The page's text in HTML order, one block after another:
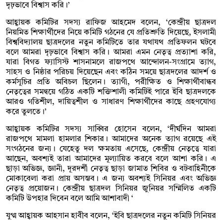
দৃঢ়ভাবে বিশ্বাস করি।’
আহ্বায়ক কমিটির সদস্য রাফিজ আহমেদ বলেন, ‘কেন্দ্রীয় ছাত্রদল
নিয়মিত শিক্ষার্থীদের নিয়ে কমিটি গঠনের যে প্রতিশ্রুতি দিয়েছে, ইসলামী
বিশ্ববিদ্যালয় ছাত্রদলের নতুন কমিটিতে তার যথাযথ প্রতিফলন ঘটবে
বলে আমরা দৃঢ়ভাবে বিশ্বাস করি। আমরা এমন নেতৃত্ব প্রত্যাশা করি,
যারা বিগত ফ্যাসিস্ট শাসনামলে রাজপথে আন্দোলন-সংগ্রামে ত্যাগ,
সাহস ও নিষ্ঠার পরিচয় দিয়েছেন এবং কঠিন সময়ে ছাত্রদলের আদর্শ ও
কর্মসূচির প্রতি অবিচল ছিলেন। ত্যাগী, পরীক্ষিত ও শিক্ষার্থীবান্ধব
নেতৃত্বের সমন্বয়ে গঠিত একটি শক্তিশালী কমিটিই পারে ইবি ছাত্রদলকে
আরও গতিশীল, দায়িত্বশীল ও সাধারণ শিক্ষার্থীদের কাছে গ্রহণযোগ্য
করে তুলতে।’
আহ্বায়ক কমিটির সদস্য সাব্বির হোসেন বলেন, ‘দীর্ঘদিন আমরা
রাজপথে মামলা হামলার শিকার। আমাদের অনেক ত্যাগ রয়েছে এই
সংগঠনের জন্য। যেহেতু দল ক্ষমতায় এসেছে, কেন্দ্রীয় নেতৃত্বে যারা
আছেন, অবশ্যই তারা আমাদের মূল্যায়িত করবে বলে আশা করি। এ
ছাড়া অভিজ্ঞ, জ্ঞানী, দূরদর্শী নেতৃত্ব ছাড়া জামাত শিবির ও বটবাহিনীকে
মোকাবেলা করা প্রায় অসম্ভব। এ জন্য অবশ্যই সিনিয়র এবং অভিজ্ঞ
নেতৃত্ব প্রয়োজন। কেন্দ্রীয় ছাত্রদল সিনিয়র জুনিয়র সম্মিলিত একটি
কমিটি উপহার দিবেন বলে আমি আশাবাদী ‘
যুগ্ম আহ্বায়ক আহসান হাবীব বলেন, ‘ইবি ছাত্রদলের নতুন কমিটি সিনিয়র